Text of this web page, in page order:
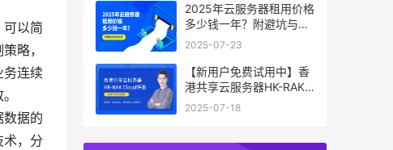
可以简
略，
务连续
数据的
术，分
2025年云服务器租用价格
多少钱一年？附避坑与省
钱攻略
2025-07-23
【新用户免费试用中】香
港共享云服务器HK-RAK
Cloud评测：低延迟、高
2025-07-18